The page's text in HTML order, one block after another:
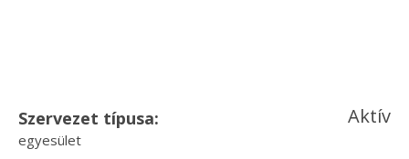
Szervezet típusa:
egyesület
Aktív